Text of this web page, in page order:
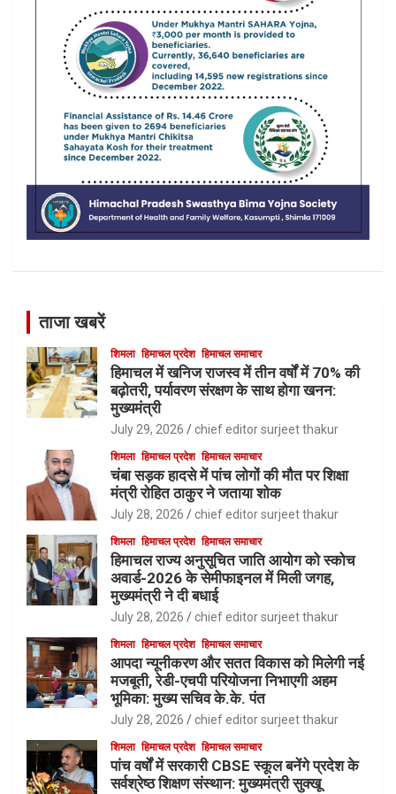
ताजा खबरें
शिमला हिमाचल प्रदेश हिमाचल समाचार
हिमाचल में खनिज राजस्व में तीन वर्षों में 70% की
बढ़ोतरी, पर्यावरण संरक्षण के साथ होगा खनन:
मुख्यमंत्री
July 29, 2026 chief editor surjeet thakur
शिमला हिमाचल प्रदेश हिमाचल समाचार
चंबा सड़क हादसे में पांच लोगों की मौत पर शिक्षा
मंत्री रोहित ठाकुर ने जताया शोक
July 28, 2026 chief editor surjeet thakur
शिमला हिमाचल प्रदेश हिमाचल समाचार
हिमाचल राज्य अनुसूचित जाति आयोग को स्कोच
अवार्ड-2026 के सेमीफाइनल में मिली जगह,
मुख्यमंत्री ने दी बधाई
July 28, 2026 chief editor surjeet thakur
शिमला हिमाचल प्रदेश हिमाचल समाचार
आपदा न्यूनीकरण और सतत विकास को मिलेगी नई
मजबूती, रेडी-एचपी परियोजना निभाएगी अहम
भूमिका: मुख्य सचिव के.के. पंत
July 28, 2026 chief editor surjeet thakur
शिमला हिमाचल प्रदेश हिमाचल समाचार
पांच वर्षों में सरकारी CBSE स्कूल बनेंगे प्रदेश के
सर्वश्रेष्ठ शिक्षण संस्थान: मुख्यमंत्री सुक्खू